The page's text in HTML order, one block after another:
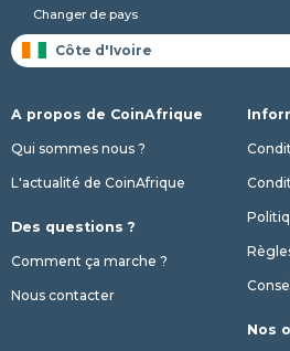
Changer de pays
A propos de CoinAfrique
Qui sommes nous ?
L'actualité de CoinAfrique
Des questions ?
Comment ça marche ?
Nous contacter
Nos